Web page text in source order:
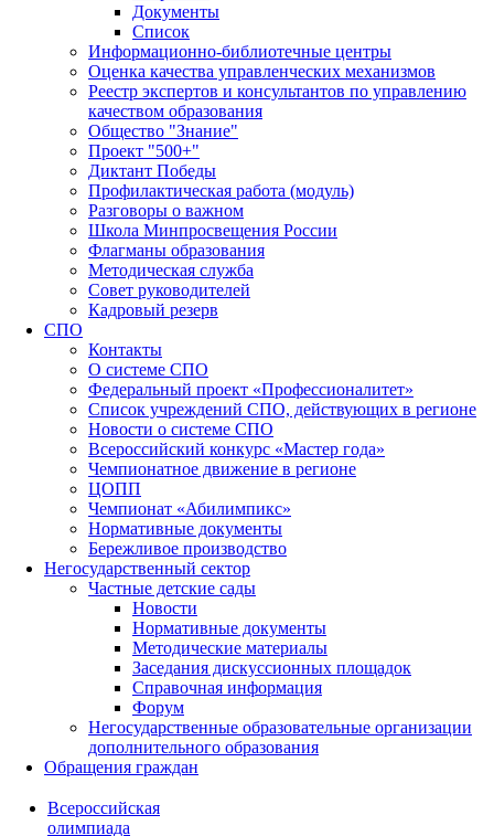
Документы
Список
Информационно-библиотечные центры
Оценка качества управленческих механизмов
Реестр экспертов и консультантов по управлению
качеством образования
Общество "Знание"
Проект "500+"
Диктант Победы
Профилактическая работа (модуль)
Разговоры о важном
Школа Минпросвещения России
Флагманы образования
Методическая служба
Совет руководителей
Кадровый резерв
СПО
Контакты
О системе СПО
Федеральный проект «Профессионалитет»
Список учреждений СПО, действующих в регионе
Новости о системе СПО
Всероссийский конкурс «Мастер года»
Чемпионатное движение в регионе
ЦОПП
Чемпионат «Абилимпикс»
Нормативные документы
Бережливое производство
Негосударственный сектор
Частные детские сады
Новости
Нормативные документы
Методические материалы
Заседания дискуссионных площадок
Справочная информация
Форум
Негосударственные образовательные организации
дополнительного образования
Обращения граждан
Всероссийская
олимпиада